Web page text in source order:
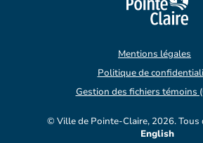
© Ville de Pointe-Claire, 2026. Tous
Mentions légales
Politique de
Gestion des fichiers témoins
English